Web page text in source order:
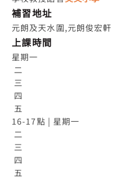
補習地址
元朗及天水圍,元朗俊宏軒
上課時間
星期一
二
五
16-17點 | 星期一
二
五